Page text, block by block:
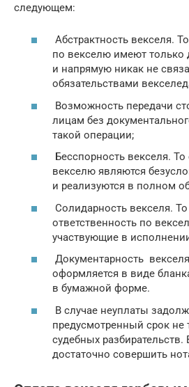
следующем:
Абстрактность векселя.
по векселю имеют
и напрямую никак не
обязательствами
Возможность передачи
лицам без
такой операции;
Бесспорность векселя.
векселю являются
и реализуются в полном
Солидарность векселя. То
ответственность по
участвующие в
Документарность
оформляется в виде
в бумажной форме.
В случае неуплаты
предусмотренный срок не
судебных разбирательств.
достаточно совершить